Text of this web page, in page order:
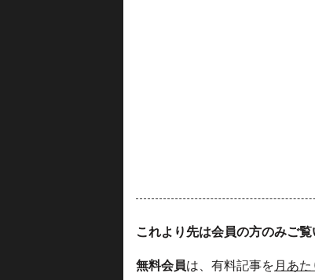
これより先は会員の方のみご覧
無料会員は、有料記事を 月あ